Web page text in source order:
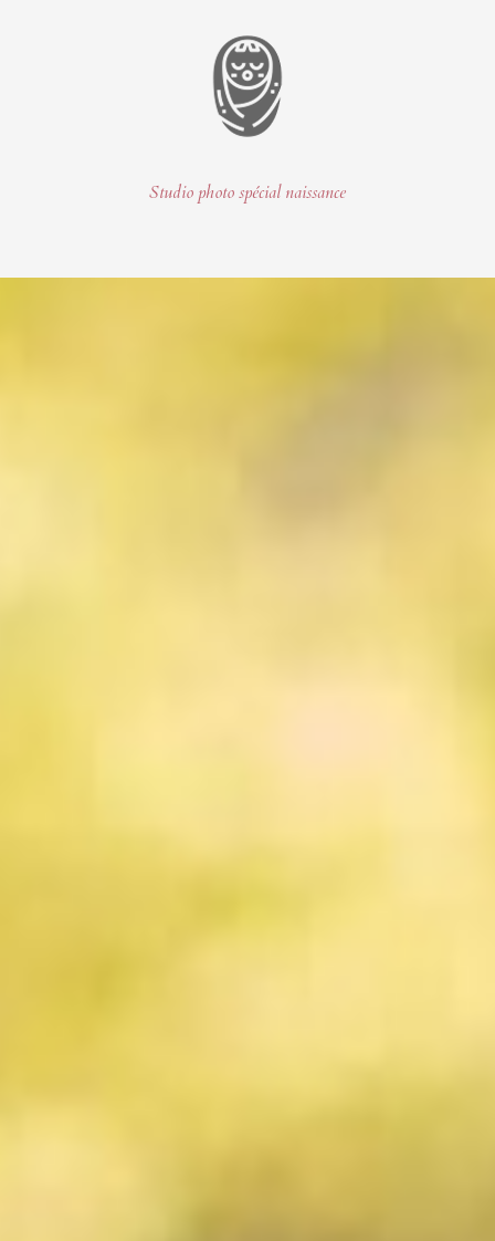
Studio photo spécial naissance